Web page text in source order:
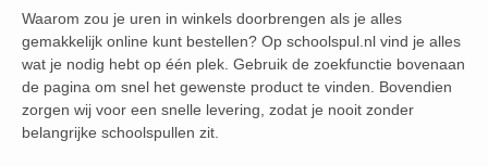
Waarom zou je uren in winkels doorbrengen als je alles
gemakkelijk online kunt bestellen? Op schoolspul.nl vind je alles
wat je nodig hebt op één plek. Gebruik de zoekfunctie bovenaan
de pagina om snel het gewenste product te vinden. Bovendien
zorgen wij voor een snelle levering, zodat je nooit zonder
belangrijke schoolspullen zit.